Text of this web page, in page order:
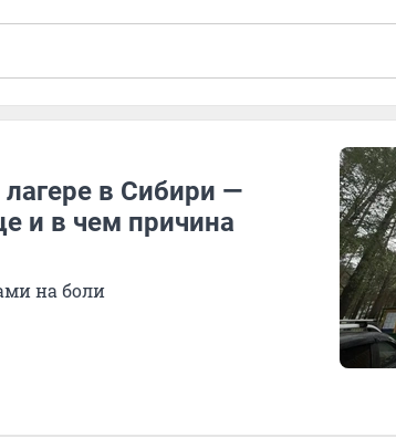
в Сибири —
и в чем причина
на боли